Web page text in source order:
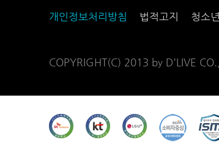
개인정보처리방침 법적고지 청소
COPYRIGHT(C) 2013 by D'LIVE